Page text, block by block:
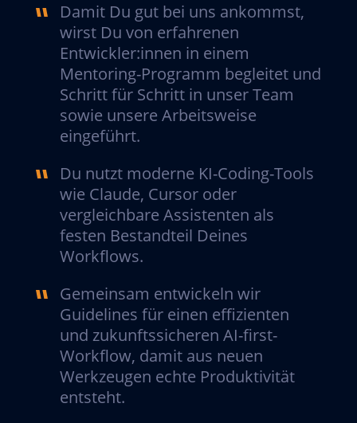
Damit Du gut bei uns ankommst,
wirst Du von erfahrenen
Entwickler:innen in einem
Mentoring-Programm begleitet und
Schritt für Schritt in unser Team
sowie unsere Arbeitsweise
eingeführt.
Du nutzt moderne KI-Coding-Tools
wie Claude, Cursor oder
vergleichbare Assistenten als
festen Bestandteil Deines
Workflows.
Gemeinsam entwickeln wir
Guidelines für einen effizienten
und zukunftssicheren AI-first-
Workflow, damit aus neuen
Werkzeugen echte Produktivität
entsteht.